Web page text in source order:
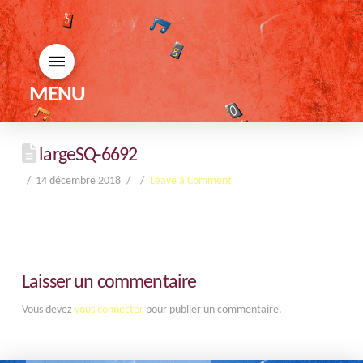
MENU
largeSQ-6692
14 décembre 2018 Leave a Comment
Laisser un commentaire
Vous devez vous connecterpour publier un commentaire.